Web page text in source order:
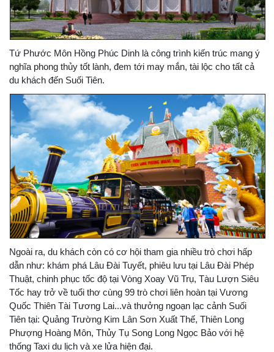
Tứ Phước Môn Hồng Phúc Dinh là công trình kiến trúc mang ý
nghĩa phong thủy tốt lành, đem tới may mắn, tài lộc cho tất cả
du khách đến Suối Tiên.
Ngoài ra, du khách còn có cơ hội tham gia nhiều trò chơi hấp
dẫn như: khám phá Lâu Đài Tuyết, phiêu lưu tại Lâu Đài Phép
Thuật, chinh phục tốc độ tại Vòng Xoay Vũ Trụ, Tàu Lượn Siêu
Tốc hay trở về tuổi thơ cùng 99 trò chơi liên hoàn tại Vương
Quốc Thiên Tài Tương Lai...và thưởng ngoạn lạc cảnh Suối
Tiên tại: Quảng Trường Kim Lân Sơn Xuất Thế, Thiên Long
Phượng Hoàng Môn, Thủy Tụ Song Long Ngọc Bảo với hệ
thống Taxi du lịch và xe lửa hiện đại.